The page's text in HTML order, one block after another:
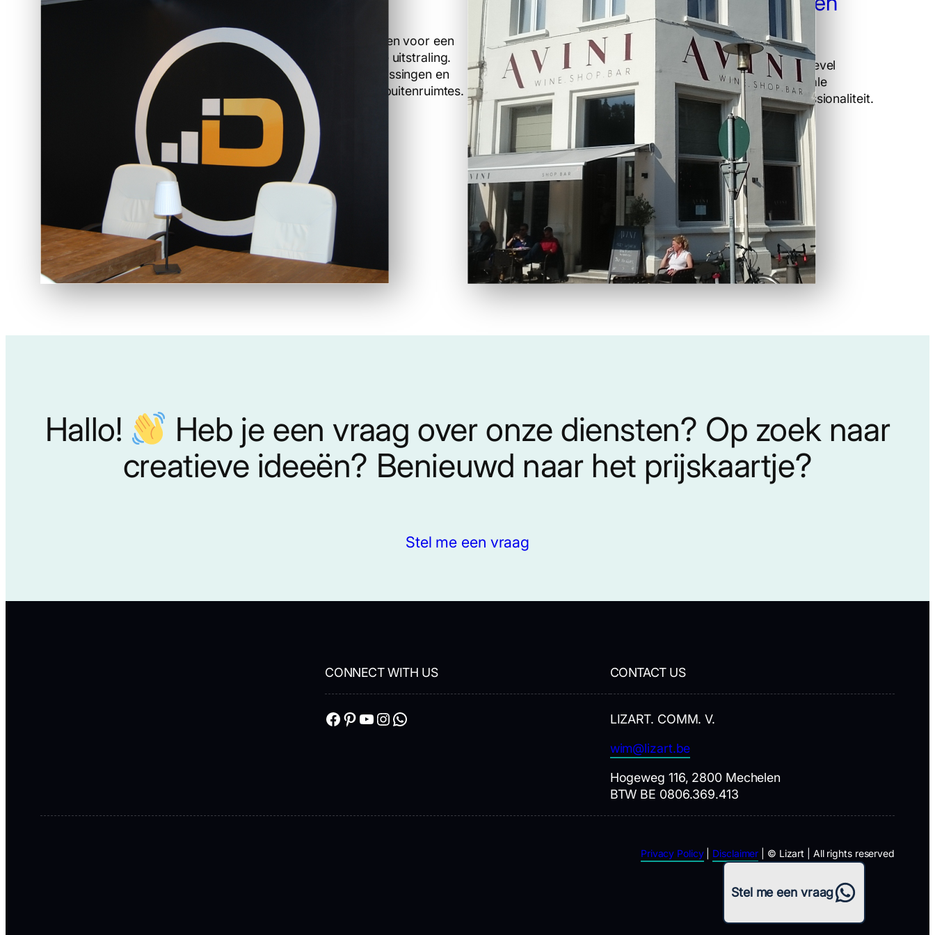
Laat jouw logo schilderen voor een
unieke en professionele uitstraling.
Ontdek creatieve toepassingen en
stijlen voor binnen- en buitenruimtes.
Lees meer
Blikvanger
Laat jouw logo op de gevel
schilderen voor maximale
zichtbaarheid en professionaliteit.
Ontdek onze creatieve
mogelijkheden.
Lees meer
Hallo!
Heb je een vraag over onze diensten? Op zoek naar
creatieve ideeën? Benieuwd naar het prijskaartje?
Stel me een vraag
CONNECT WITH US
Facebook Pinterest YouTube InstagramWhatsApp
CONTACT US
LIZART. COMM. V.
wim@lizart.be
Hogeweg 116, 2800 Mechelen
BTW BE 0806.369.413
Privacy Policy| Disclaimer | © Lizart | All rights reserved
Stel me een vraagWhatsApp